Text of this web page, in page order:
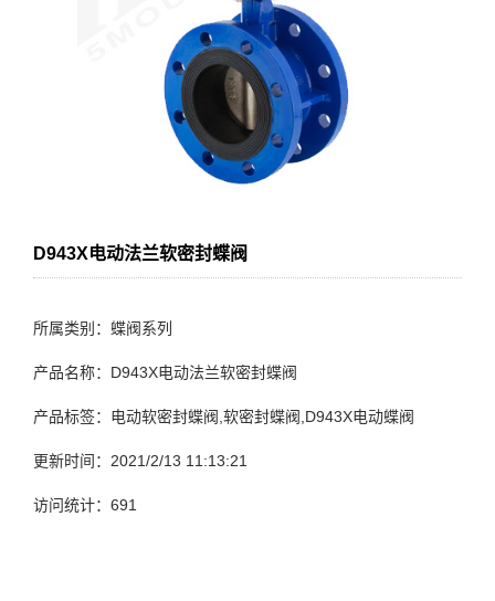
D943X电动法兰软密封蝶阀
所属类别：蝶阀系列
产品名称：D943X电动法兰软密封蝶阀
产品标签：电动软密封蝶阀,软密封蝶阀,D943X电动蝶阀
更新时间：2021/2/13 11:13:21
访问统计： 691